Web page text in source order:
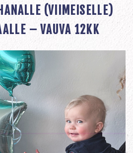
(VIIMEISELLE)
– VAUVA 12KK